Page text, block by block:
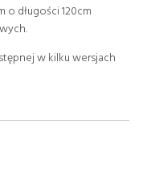
o długości 120cm
w kilku wersjach